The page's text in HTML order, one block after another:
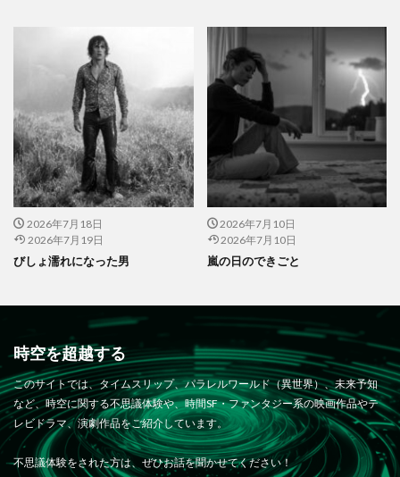
2026年7月18日
2026年7月19日
びしょ濡れになった男
2026年7月10日
2026年7月10日
嵐の日のできごと
時空を超越する
このサイトでは、タイムスリップ、パラレルワールド（異世界）、未来予知
など、時空に関する不思議体験や、時間SF・ファンタジー系の映画作品やテ
レビドラマ、演劇作品をご紹介しています。
不思議体験をされた方は、ぜひお話を聞かせてください！